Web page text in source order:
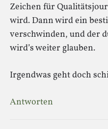
Zeichen für
wird. Dann wird ein
verschwinden, und der
wird’s weiter glauben.
Irgendwas geht doch
Antworten